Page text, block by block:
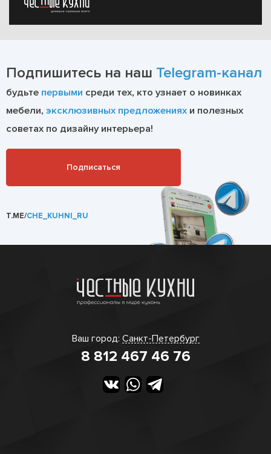
Подпишитесь на наш Telegram-канал
будьте первыми среди тех, кто узнает о новинках
мебели, эксклюзивных предложениях и полезных
советах по дизайну интерьера!
Подписаться
T.ME/CHE_KUHNI_RU
Ваш город: Санкт-Петербург
8 812 467 46 76